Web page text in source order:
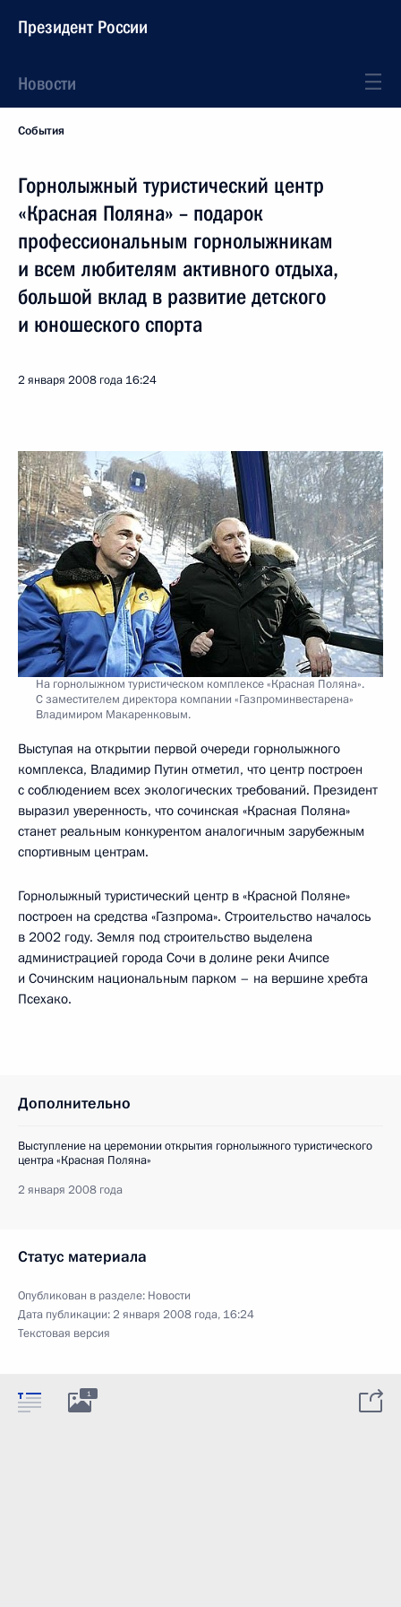
Президент России
Новости
События
Горнолыжный туристический центр
«Красная Поляна» – подарок
профессиональным горнолыжникам
и всем любителям активного отдыха,
большой вклад в развитие детского
и юношеского спорта
2 января 2008 года 16:24
На горнолыжном туристическом комплексе «Красная Поляна».
С заместителем директора компании «Газпроминвестарена»
Владимиром Макаренковым.
Выступая на открытии первой очереди горнолыжного
комплекса, Владимир Путин отметил, что центр построен
с соблюдением всех экологических требований. Президент
выразил уверенность, что сочинская «Красная Поляна»
станет реальным конкурентом аналогичным зарубежным
спортивным центрам.
Горнолыжный туристический центр в «Красной Поляне»
построен на средства «Газпрома». Строительство началось
в 2002 году. Земля под строительство выделена
администрацией города Сочи в долине реки Ачипсе
и Сочинским национальным парком – на вершине хребта
Псехако.
Дополнительно
Выступление на церемонии открытия горнолыжного туристического
центра «Красная Поляна»
2 января 2008 года
Статус материала
Опубликован в разделе: Новости
Дата публикации:2 января 2008 года, 16:24
Текстовая версия
1